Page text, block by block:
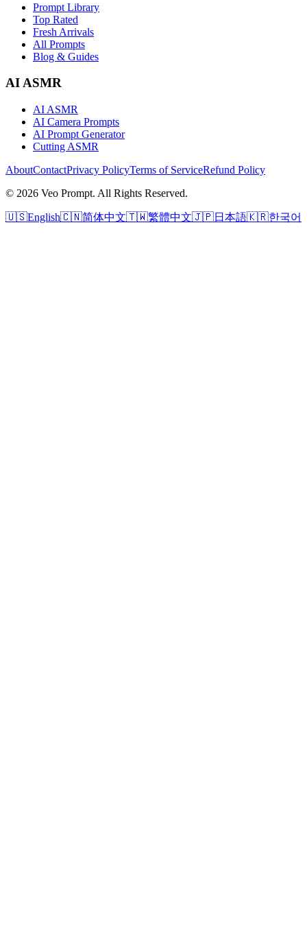
Prompt Library
Top Rated
Fresh Arrivals
All Prompts
Blog & Guides
AI ASMR
AI ASMR
AI Camera Prompts
AI Prompt Generator
Cutting ASMR
AboutContactPrivacy PolicyTerms of ServiceRefund Policy
© 2026 Veo Prompt. All Rights Reserved.
🇺🇸English🇨🇳简体中文🇹🇼繁體中文🇯🇵日本語🇰🇷한국어